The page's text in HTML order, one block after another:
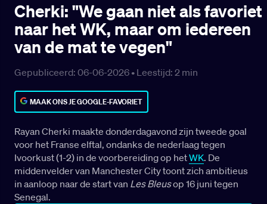
Cherki: "We gaan niet als favoriet
naar het WK, maar om iedereen
van de mat te vegen"
Gepubliceerd: 06-06-2026 • Leestijd: 2 min
MAAK ONS JE GOOGLE-FAVORIET
Rayan Cherki maakte donderdagavond zijn tweede goal
voor het Franse elftal, ondanks de nederlaag tegen
Ivoorkust (1-2) in de voorbereiding op hetWK. De
middenvelder van Manchester City toont zich ambitieus
in aanloop naar de start van Les Bleusop 16 juni tegen
Senegal.